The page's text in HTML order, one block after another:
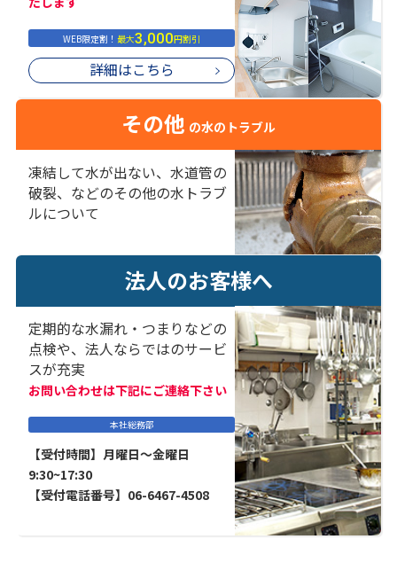
WEB限定割！最大3,000円割引
詳細はこちら
その他 の水のトラブル
凍結して水が出ない、水道管の
破裂、などのその他の水トラブ
ルについて
法人のお客様へ
定期的な水漏れ・つまりなどの
点検や、法人ならではのサービ
スが充実
お問い合わせは下記にご連絡下さい
本社総務部
【受付時間】月曜日～金曜日
9:30~17:30
【受付電話番号】06-6467-4508